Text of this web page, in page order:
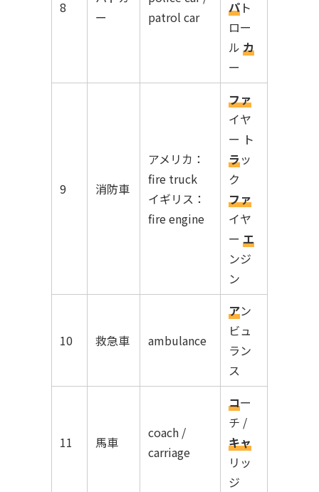
8
ー
patrol car
パ ト
ロー
ルカ
ー
9 消防車
アメリカ：
fire truck
イギリス：
fire engine
ファ
イヤ
ー ト
ラッ
ク
ファ
イヤ
ーエ
ンジ
ン
10 救急車 ambulance
アン
ビュ
ラン
ス
11 馬車
coach /
carriage
コー
チ /
キャ
リッ
ジ